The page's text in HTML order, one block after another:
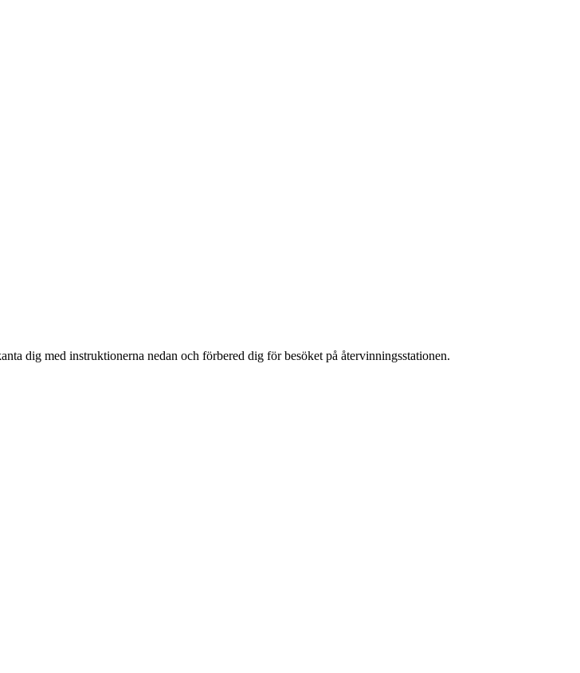
dig med instruktionerna nedan och förbered dig för besöket på återvinningsstationen.